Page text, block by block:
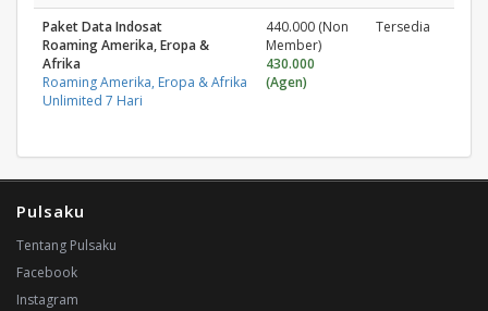
Paket Data Indosat
Roaming Amerika, Eropa &
Afrika
Roaming Amerika, Eropa & Afrika
Unlimited 7 Hari
440.000 (Non
Member)
430.000
(Agen)
Tersedia
Pulsaku
Tentang Pulsaku
Facebook
Instagram